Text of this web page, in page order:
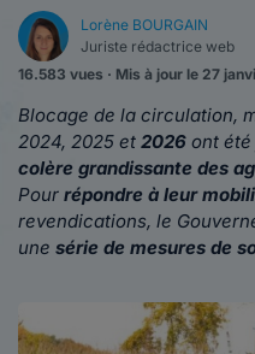
Lorène BOURGAIN
Juriste rédactrice web
16.583 vues · Mis à jour le 27
Blocage de la circulation,
2024, 2025 et 2026 ont
colère grandissante des
Pour répondre à leur
revendications, le
une série de mesures de